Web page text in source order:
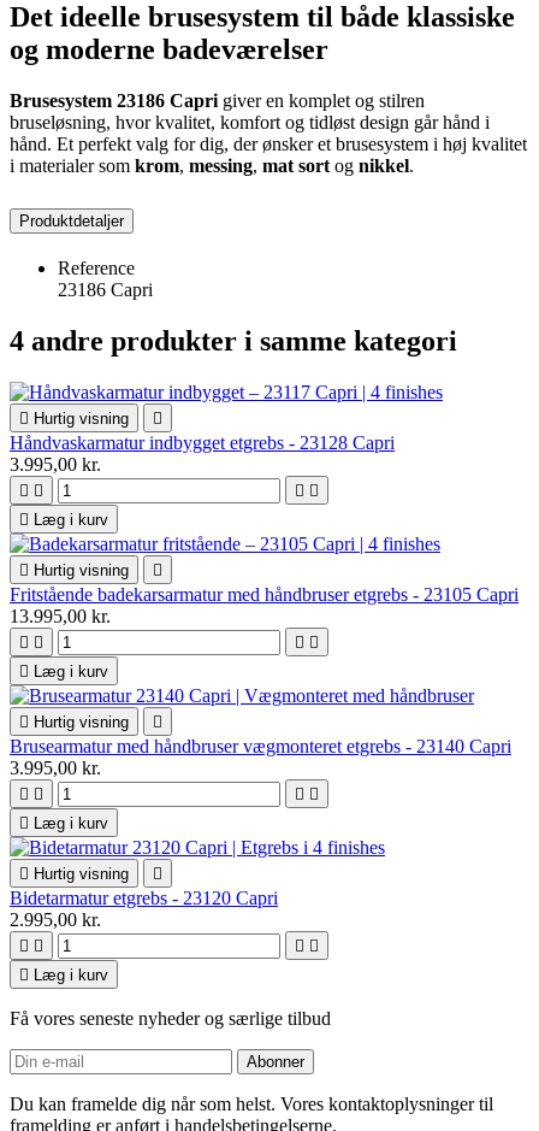
Det ideelle brusesystem til både klassiske
og moderne badeværelser
Brusesystem 23186 Capri giver en komplet og stilren
bruseløsning, hvor kvalitet, komfort og tidløst design går hånd i
hånd. Et perfekt valg for dig, der ønsker et brusesystem i høj kvalitet
i materialer som krom, messing, mat sort og nikkel.
Produktdetaljer
Reference
23186 Capri
4 andre produkter i samme kategori
 Hurtig visning 
Håndvaskarmatur indbygget etgrebs - 23128 Capri
3.995,00 kr.
   
 Læg i kurv
 Hurtig visning 
Fritstående badekarsarmatur med håndbruser etgrebs - 23105 Capri
13.995,00 kr.
   
 Læg i kurv
 Hurtig visning 
Brusearmatur med håndbruser vægmonteret etgrebs - 23140 Capri
3.995,00 kr.
   
 Læg i kurv
 Hurtig visning 
Bidetarmatur etgrebs - 23120 Capri
2.995,00 kr.
   
 Læg i kurv
Få vores seneste nyheder og særlige tilbud
Du kan framelde dig når som helst. Vores kontaktoplysninger til
framelding er anført i handelsbetingelserne.